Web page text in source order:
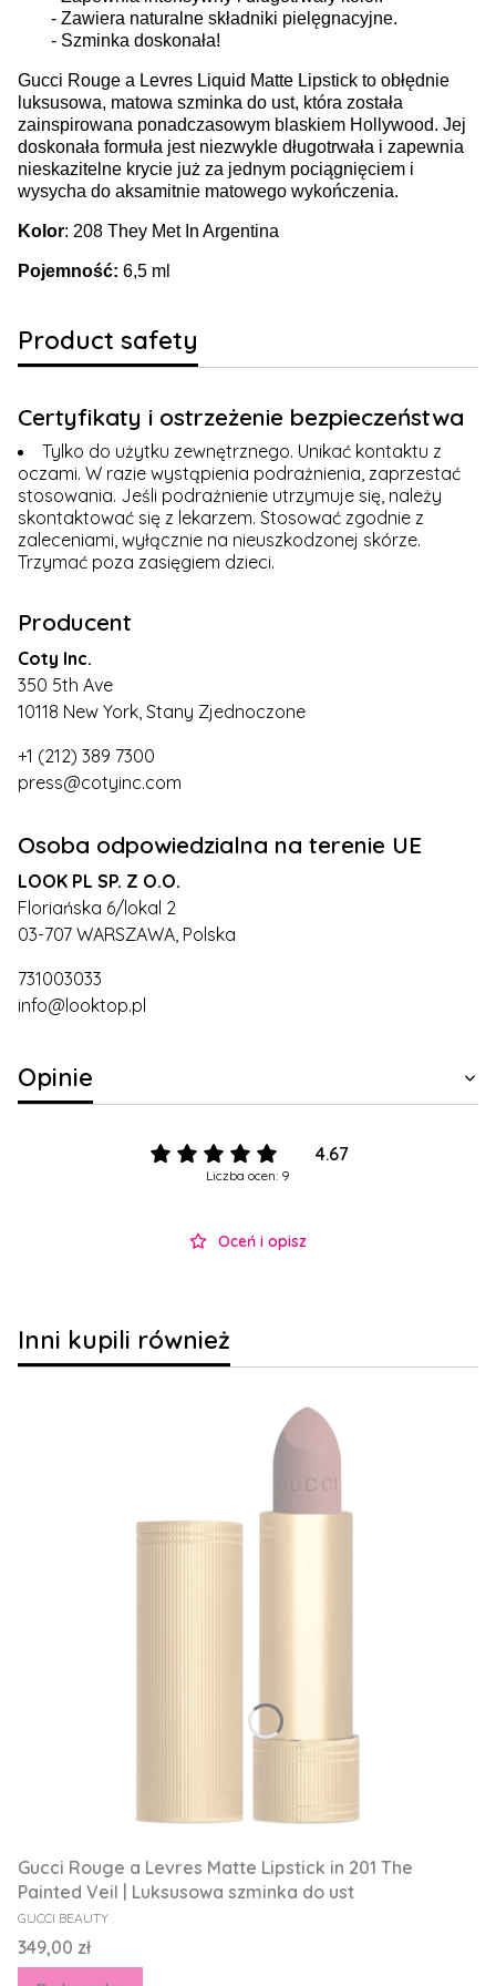
- Zawiera naturalne składniki pielęgnacyjne.
- Szminka doskonała!
Gucci Rouge a Levres Liquid Matte Lipstick to obłędnie
luksusowa, matowa szminka do ust, która została
zainspirowana ponadczasowym blaskiem Hollywood. Jej
doskonała formuła jest niezwykle długotrwała i zapewnia
nieskazitelne krycie już za jednym pociągnięciem i
wysycha do aksamitnie matowego wykończenia.
Kolor: 208 They Met In Argentina
Pojemność: 6,5 ml
Product safety
Certyfikaty i ostrzeżenie bezpieczeństwa
Tylko do użytku zewnętrznego. Unikać kontaktu z
oczami. W razie wystąpienia podrażnienia, zaprzestać
stosowania. Jeśli podrażnienie utrzymuje się, należy
skontaktować się z lekarzem. Stosować zgodnie z
zaleceniami, wyłącznie na nieuszkodzonej skórze.
Trzymać poza zasięgiem dzieci.
Producent
Coty Inc.
350 5th Ave
10118 New York, Stany Zjednoczone
+1 (212) 389 7300
press@cotyinc.com
Osoba odpowiedzialna na terenie UE
LOOK PL SP. Z O.O.
Floriańska 6/lokal 2
03-707 WARSZAWA, Polska
731003033
info@looktop.pl
Opinie
4.67
Liczba ocen: 9
Oceń i opisz
Inni kupili również
Gucci Rouge a Levres Matte Lipstick in 201 The
Painted Veil | Luksusowa szminka do ust
PRODUCENT
GUCCI BEAUTY
Cena
349,00 zł